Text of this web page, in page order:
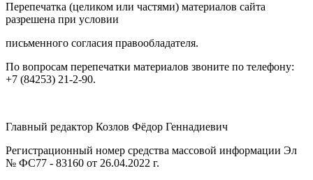
Перепечатка (целиком или частями) материалов сайта
разрешена при условии
письменного согласия правообладателя.
По вопросам перепечатки материалов звоните по телефону:
+7 (84253) 21-2-90.
Главный редактор Козлов Фёдор Геннадиевич
Регистрационный номер средства массовой информации Эл
№ ФС77 - 83160 от 26.04.2022 г.